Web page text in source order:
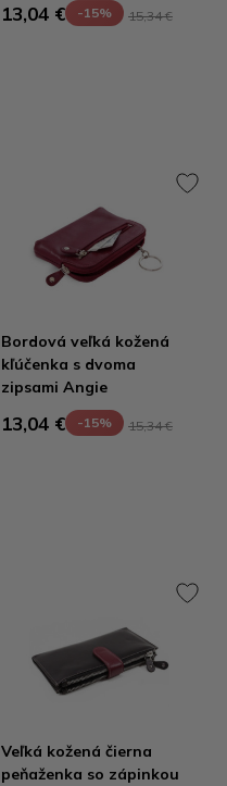
13,04 € -15% 15,34 €
Bordová veľká kožená
kľúčenka s dvoma
zipsami Angie
13,04 € -15% 15,34 €
Veľká kožená čierna
peňaženka so zápinkou